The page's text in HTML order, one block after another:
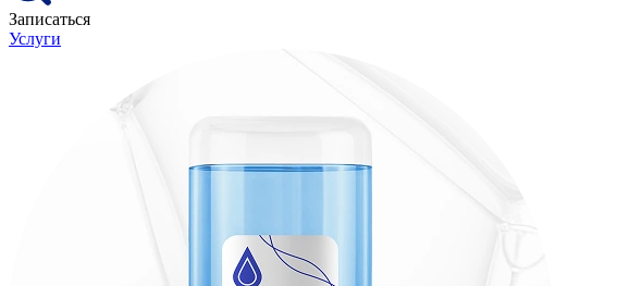
Записаться
Услуги